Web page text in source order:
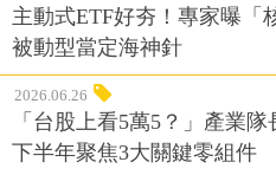
主動式ETF好夯！專家曝「
被動型當定海神針
2026.06.26
「台股上看5萬5？」產業
下半年聚焦3大關鍵零組件